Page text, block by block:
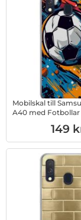
Mobilskal till
A40 med Fotbollar
Art. nr 149